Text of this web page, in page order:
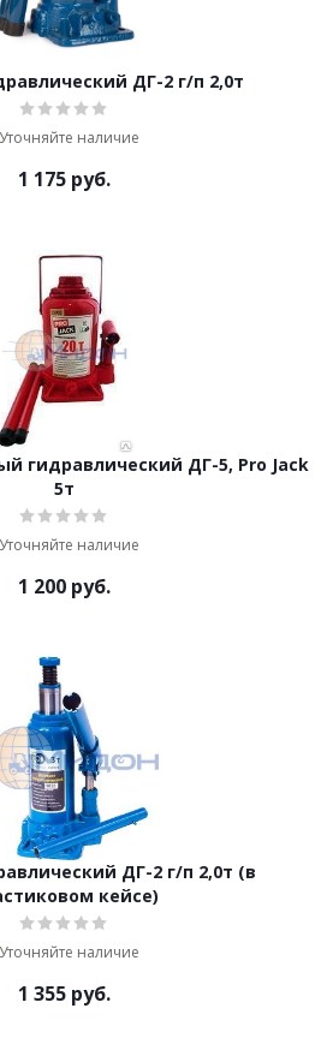
ДГ-2 г/п 2,0т
Уточняйте наличие
1 175 руб.
гидравлический ДГ-5, Pro Jack
5т
Уточняйте наличие
1 200 руб.
ДГ-2 г/п 2,0т (в
кейсе)
Уточняйте наличие
1 355 руб.